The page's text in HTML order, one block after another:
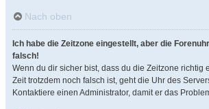
Nach oben
Ich habe die Zeitzone eingestellt, aber die
falsch!
Wenn du dir sicher bist, dass du die Zeitzone richtig
Zeit trotzdem noch falsch ist, geht die Uhr des
Kontaktiere einen Administrator, damit er das